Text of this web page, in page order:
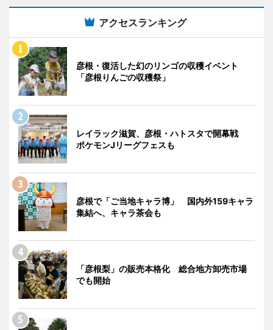
アクセスランキング
彦根・復活した幻のリンゴの収穫イベント
「彦根りんごの収穫祭」
レイラック滋賀、彦根・ハトスタで開幕戦
ポケモンJリーグフェスも
彦根で「ご当地キャラ博」 国内外159キャラ
集結へ、キャラ茶会も
「彦根梨」の販売本格化 総合地方卸売市場
でも開始